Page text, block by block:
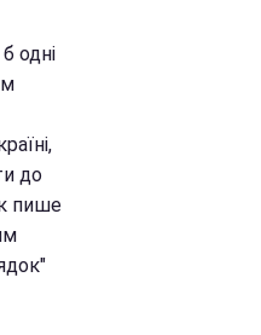
одні
до
пише